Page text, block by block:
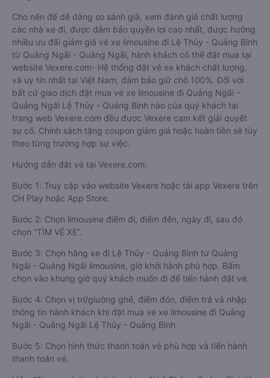
Cho nên để dễ dàng so sánh giá, xem đánh giá chất lượng
các nhà xe đi, được đảm bảo quyền lợi cao nhất, được hưởng
nhiều ưu đãi giảm giá vé xe limousine đi Lệ Thủy - Quảng Bình
từ Quảng Ngãi - Quảng Ngãi, hành khách có thể đặt mua tại
website Vexere.com- Hệ thống đặt vé xe khách chất lượng,
và uy tín nhất tại Việt Nam, đảm bảo giữ chỗ 100%. Đối với
bất cứ giao dịch đặt mua vé xe limousine đi Quảng Ngãi -
Quảng Ngãi Lệ Thủy - Quảng Bình nào của quý khách tại
trang web Vexere.com đều được Vexere cam kết giải quyết
sự cố. Chính sách tặng coupon giảm giá hoặc hoàn tiền sẽ tùy
theo từng trường hợp sự việc.
Hướng dẫn đặt vé tại Vexere.com:
Bước 1: Truy cập vào website Vexere hoặc tải app Vexere trên
CH Play hoặc App Store.
Bước 2: Chọn limousine điểm đi, điểm đến, ngày đi, sau đó
chọn “TÌM VÉ XE”.
Bước 3: Chọn hãng xe đi Lệ Thủy - Quảng Bình từ Quảng
Ngãi - Quảng Ngãi limousine, giờ khởi hành phù hợp. Bấm
chọn vào khung giờ quý khách muốn đi để tiến hành đặt vé.
Bước 4: Chọn vị trí/giường ghế, điểm đón, điểm trả và nhập
thông tin hành khách khi đặt mua vé xe limousine đi Quảng
Ngãi - Quảng Ngãi Lệ Thủy - Quảng Bình
Bước 5: Chọn hình thức thanh toán vé phù hợp và tiến hành
thanh toán vé.